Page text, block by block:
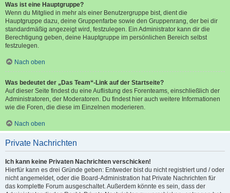
Was ist eine Hauptgruppe?
Wenn du Mitglied in mehr als einer Benutzergruppe bist, dient die
Hauptgruppe dazu, deine Gruppenfarbe sowie den Gruppenrang, der bei dir
standardmäßig angezeigt wird, festzulegen. Ein Administrator kann dir die
Berechtigung geben, deine Hauptgruppe im persönlichen Bereich selbst
festzulegen.
Nach oben
Was bedeutet der „Das Team“-Link auf der Startseite?
Auf dieser Seite findest du eine Auflistung des Forenteams, einschließlich der
Administratoren, der Moderatoren. Du findest hier auch weitere Informationen
wie die Foren, die diese im Einzelnen moderieren.
Nach oben
Private Nachrichten
Ich kann keine Privaten Nachrichten verschicken!
Hierfür kann es drei Gründe geben: Entweder bist du nicht registriert und / oder
nicht angemeldet, oder die Board-Administration hat Private Nachrichten für
das komplette Forum ausgeschaltet. Außerdem könnte es sein, dass der